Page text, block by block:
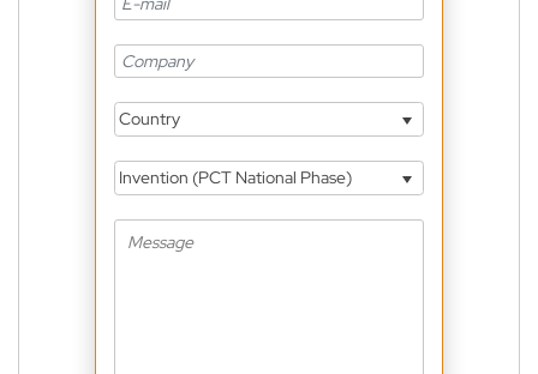
Country
Invention (PCT National Phase)